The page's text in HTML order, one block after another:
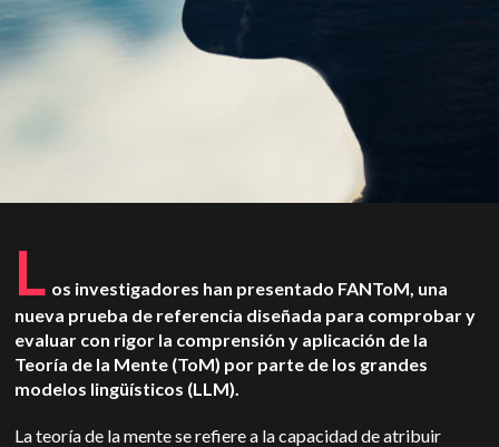
L os investigadores han presentado FANToM, una
nueva prueba de referencia diseñada para comprobar y
evaluar con rigor la comprensión y aplicación de la
Teoría de la Mente (ToM) por parte de los grandes
modelos lingüísticos (LLM).
La teoría de la mente se refiere a la capacidad de atribuir